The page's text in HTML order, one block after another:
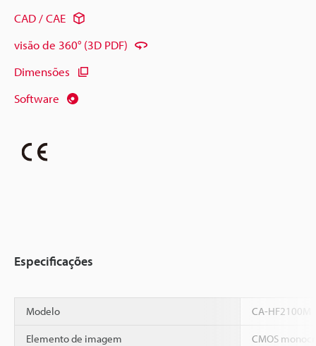
CAD / CAE
visão de 360° (3D PDF)
Dimensões
Software
Especificações
Modelo CA-HF2100M
Elemento de imagem
CMOS